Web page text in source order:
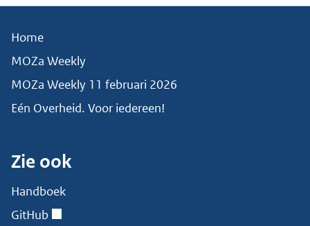
Home
MOZa Weekly
MOZa Weekly 11 februari 2026
Eén Overheid. Voor iedereen!
Zie ook
Handboek
GitHub